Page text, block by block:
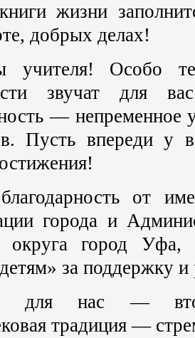
жизни
добрых делах!
учителя! Особо
звучат для
— непременное
Пусть впереди у
от
города и
округа город Уфа,
за поддержку и
для нас —
традиция —